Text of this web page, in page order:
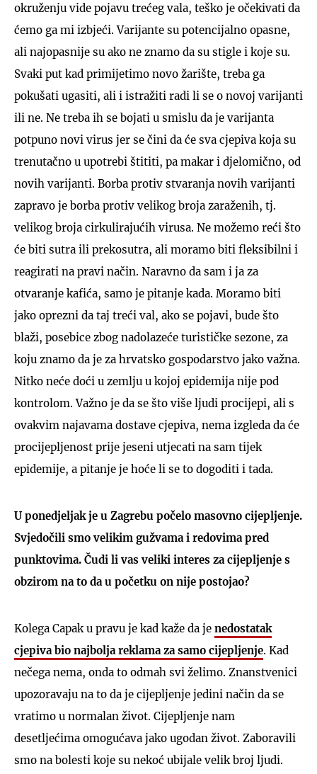
okruženju vide pojavu trećeg vala, teško je očekivati da
ćemo ga mi izbjeći. Varijante su potencijalno opasne,
ali najopasnije su ako ne znamo da su stigle i koje su.
Svaki put kad primijetimo novo žarište, treba ga
pokušati ugasiti, ali i istražiti radi li se o novoj varijanti
ili ne. Ne treba ih se bojati u smislu da je varijanta
potpuno novi virus jer se čini da će sva cjepiva koja su
trenutačno u upotrebi štititi, pa makar i djelomično, od
novih varijanti. Borba protiv stvaranja novih varijanti
zapravo je borba protiv velikog broja zaraženih, tj.
velikog broja cirkulirajućih virusa. Ne možemo reći što
će biti sutra ili prekosutra, ali moramo biti fleksibilni i
reagirati na pravi način. Naravno da sam i ja za
otvaranje kafića, samo je pitanje kada. Moramo biti
jako oprezni da taj treći val, ako se pojavi, bude što
blaži, posebice zbog nadolazeće turističke sezone, za
koju znamo da je za hrvatsko gospodarstvo jako važna.
Nitko neće doći u zemlju u kojoj epidemija nije pod
kontrolom. Važno je da se što više ljudi procijepi, ali s
ovakvim najavama dostave cjepiva, nema izgleda da će
procijepljenost prije jeseni utjecati na sam tijek
epidemije, a pitanje je hoće li se to dogoditi i tada.
U ponedjeljak je u Zagrebu počelo masovno cijepljenje.
Svjedočili smo velikim gužvama i redovima pred
punktovima. Čudi li vas veliki interes za cijepljenje s
obzirom na to da u početku on nije postojao?
Kolega Capak u pravu je kad kaže da je nedostatak
cjepiva bio najbolja reklama za samo cijepljenje. Kad
nečega nema, onda to odmah svi želimo. Znanstvenici
upozoravaju na to da je cijepljenje jedini način da se
vratimo u normalan život. Cijepljenje nam
desetljećima omogućava jako ugodan život. Zaboravili
smo na bolesti koje su nekoć ubijale velik broj ljudi.